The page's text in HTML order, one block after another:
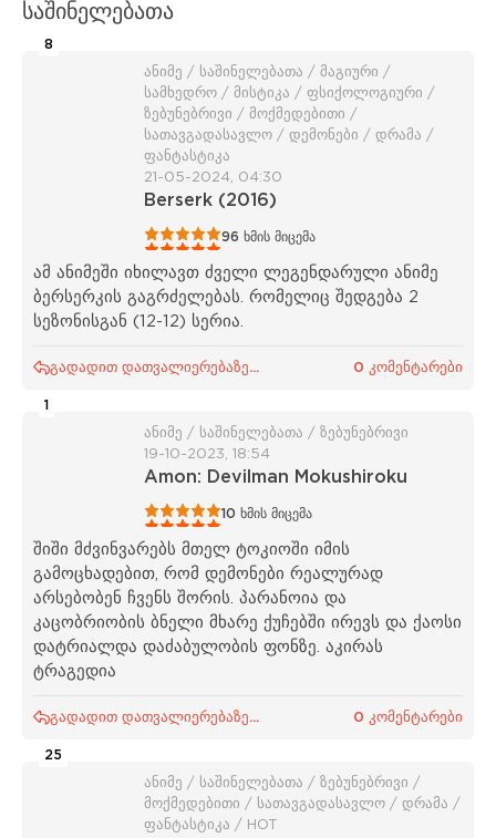
საშინელებათა
8
ანიმე / საშინელებათა / მაგიური /
სამხედრო / მისტიკა / ფსიქოლოგიური /
ზებუნებრივი / მოქმედებითი /
სათავგადასავლო / დემონები / დრამა /
ფანტასტიკა
21-05-2024, 04:30
Berserk (2016)
96 ხმის მიცემა
ამ ანიმეში იხილავთ ძველი ლეგენდარული ანიმე
ბერსერკის გაგრძელებას. რომელიც შედგება 2
სეზონისგან (12-12) სერია.
გადადით დათვალიერებაზე... 0 კომენტარები
1
ანიმე / საშინელებათა / ზებუნებრივი
19-10-2023, 18:54
Amon: Devilman Mokushiroku
10 ხმის მიცემა
შიში მძვინვარებს მთელ ტოკიოში იმის
გამოცხადებით, რომ დემონები რეალურად
არსებობენ ჩვენს შორის. პარანოია და
კაცობრიობის ბნელი მხარე ქუჩებში ირევს და ქაოსი
დატრიალდა დაძაბულობის ფონზე. აკირას
ტრაგედია
გადადით დათვალიერებაზე... 0 კომენტარები
25
ანიმე / საშინელებათა / ზებუნებრივი /
მოქმედებითი / სათავგადასავლო / დრამა /
ფანტასტიკა / HOT